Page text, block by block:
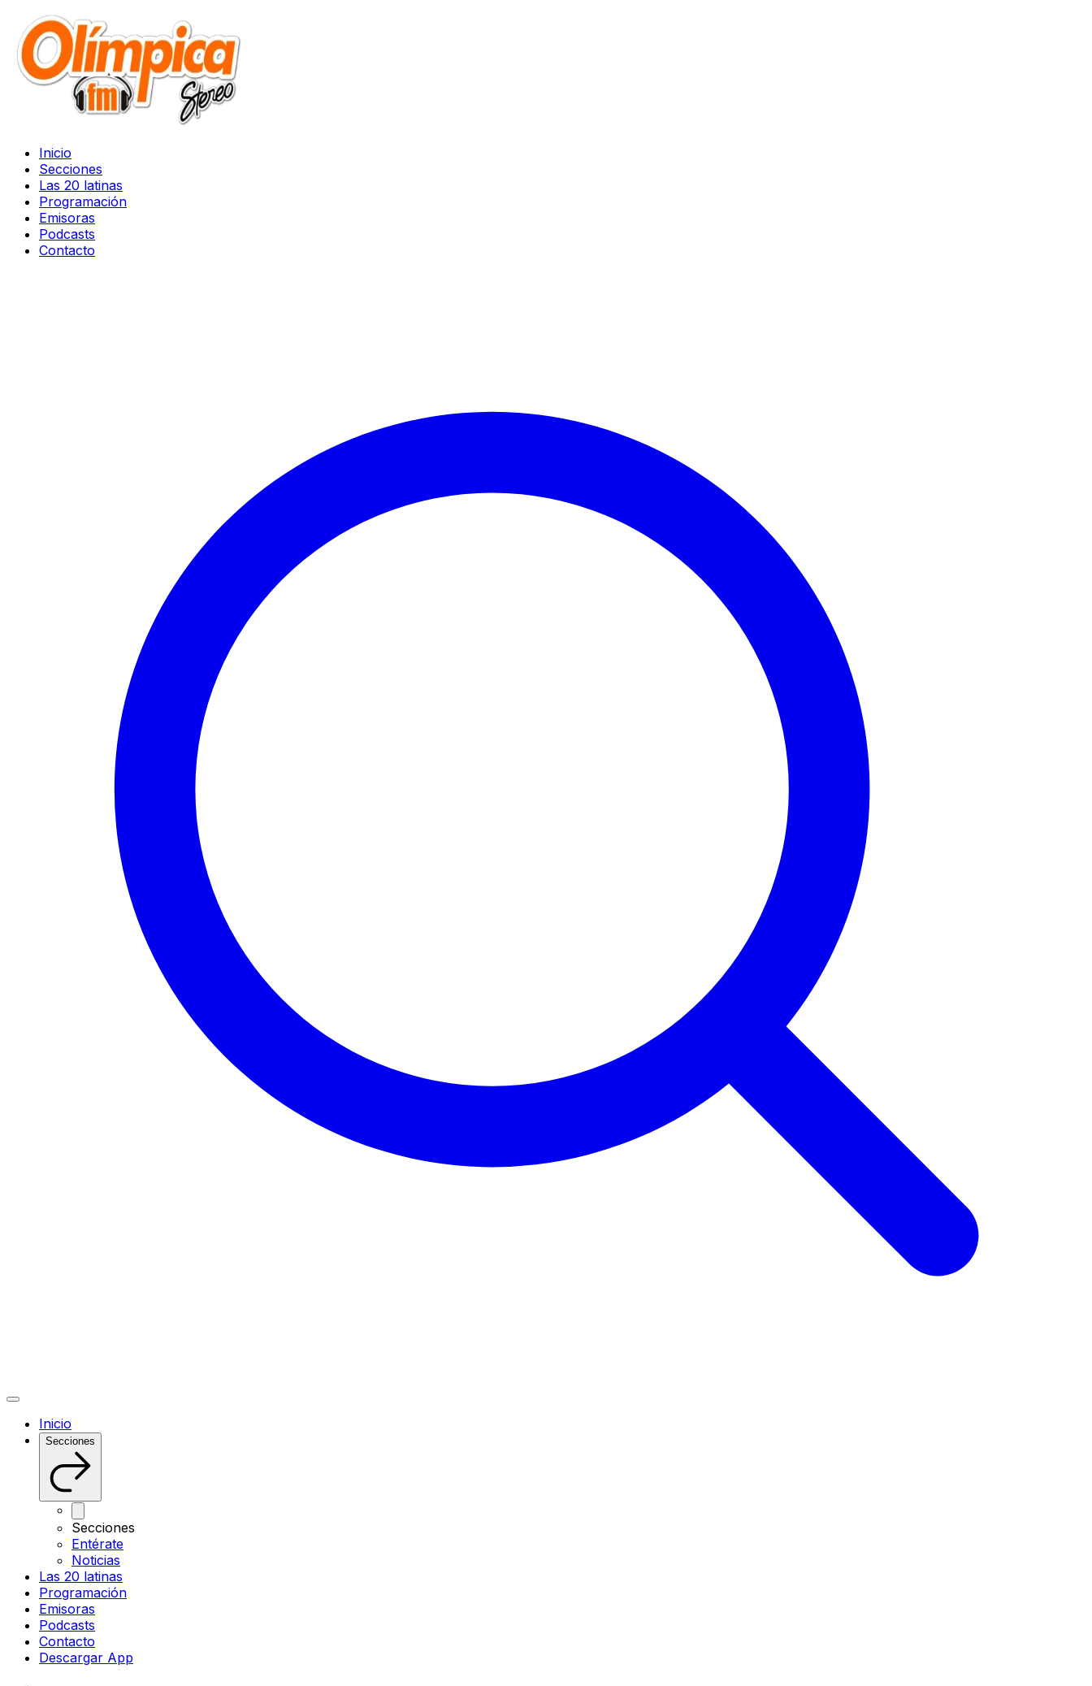
Inicio
Secciones
Las 20 latinas
Programación
Emisoras
Podcasts
Contacto
Inicio
Secciones
Secciones
Entérate
Noticias
Las 20 latinas
Programación
Emisoras
Podcasts
Contacto
Descargar App